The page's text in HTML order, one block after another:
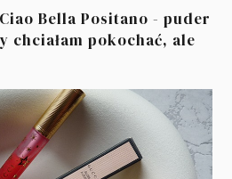
Bella Positano - puder
chciałam pokochać, ale